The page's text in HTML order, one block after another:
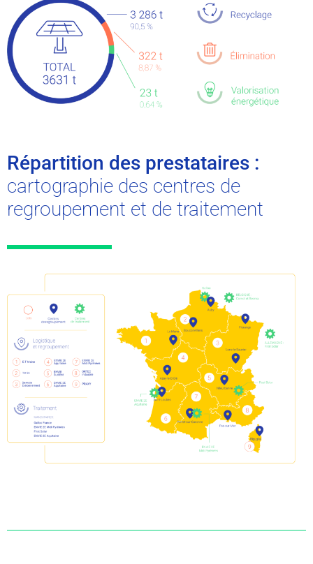
Répartition des prestataires :
cartographie des centres de
regroupement et de traitement